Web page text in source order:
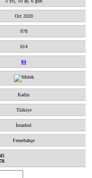
Oct 2020
978
614
84
Kadın
Türkiye
İstanbul
Fenerbahçe